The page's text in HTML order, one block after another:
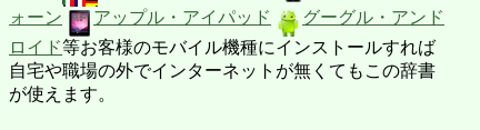
ォーン
アップル・アイパッド
グーグル・アンド
ロイド等お客様のモバイル機種にインストールすれば
自宅や職場の外でインターネットが無くてもこの辞書
が使えます。